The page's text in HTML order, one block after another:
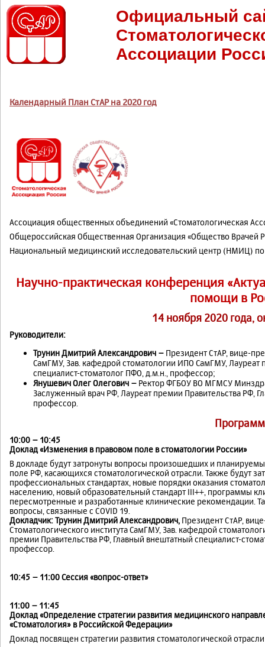
Официальный
Ассоциации
Календарный План СтАР на 2020 год
Ассоциация общественных объединений «Стоматологическая
Общероссийская Общественная Организация «Общество Врачей
Национальный медицинский исследовательский центр (НМИЦ) по
Научно-практическая конференция
помощи в
14 ноября 2020 года,
Руководители:
Трунин Дмитрий Александрович – Президент СтАР, вице-
СамГМУ, Зав. кафедрой стоматологии ИПО СамГМУ, Лауреат
специалист-стоматолог ПФО, д.м.н., профессор;
Янушевич Олег Олегович – Ректор ФГБОУ ВО МГМСУ
Заслуженный врач РФ, Лауреат премии Правительства РФ,
профессор.
10:00 – 10:45
Доклад «Изменения в правовом поле в стоматологии России»
В докладе будут затронуты вопросы произошедших и
поле РФ, касающихся стоматологической отрасли. Также будут
профессиональных стандартах, новые порядки оказания
населению, новый образовательный стандарт III++, программы
пересмотренные и разработанные клинические рекомендации.
вопросы, связанные с COVID 19.
Докладчик:Трунин Дмитрий Александрович, Президент СтАР,
Стоматологического института СамГМУ, Зав. кафедрой
премии Правительства РФ, Главный внештатный специалист-
профессор.
10:45 – 11:00 Сессия «вопрос-ответ»
11:00 – 11:45
Доклад «Определение стратегии развития медицинского
«Стоматология» в Российской Федерации»
Доклад посвящен стратегии развития стоматологической